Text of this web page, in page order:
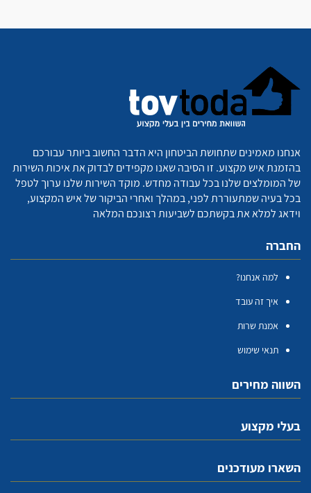
אנחנו מאמינים שתחושת הביטחון היא הדבר החשוב ביותר עבורכם
בהזמנת איש מקצוע. זו הסיבה שאנו מקפידים לבדוק את איכות השירות
של המומלצים שלנו בכל עבודה מחדש. מוקד השירות שלנו ערוך לטפל
בכל בעיה שמתעוררת לפני, במהלך ואחרי הביקור של איש המקצוע,
וידאג למלא את בקשתכם לשביעות רצונכם המלאה
החברה
למה אנחנו?
איך זה עובד
אמנת שרות
תנאי שימוש
השווה מחירים
בעלי מקצוע
השארו מעודכנים